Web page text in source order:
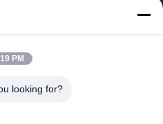
South Environment
Ltd.
PM
looking for?